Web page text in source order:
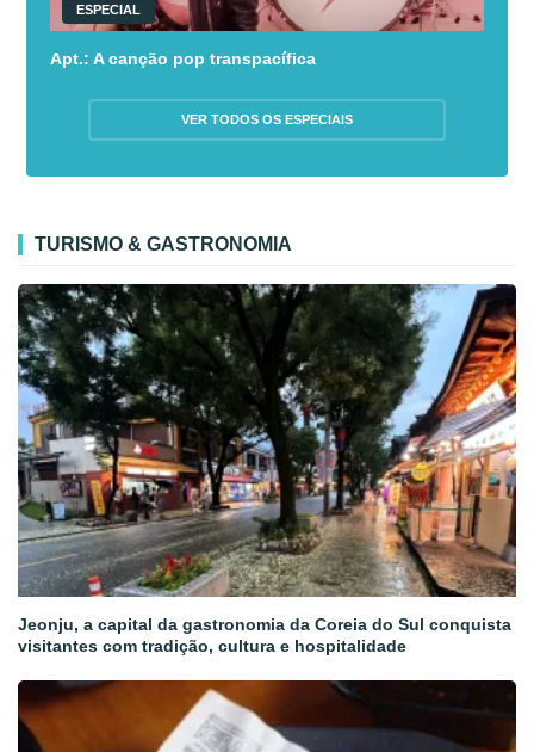
ESPECIAL
Apt.: A canção pop transpacífica
VER TODOS OS ESPECIAIS
TURISMO & GASTRONOMIA
Jeonju, a capital da gastronomia da Coreia do Sul conquista
visitantes com tradição, cultura e hospitalidade